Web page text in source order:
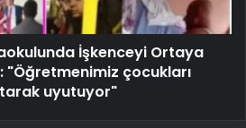
İşkenceyi Ortaya
"Öğretmenimiz çocukları
uyutuyor"